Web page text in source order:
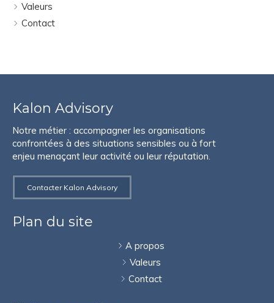
Valeurs
Contact
Kalon Advisory
Notre métier : accompagner les organisations
confrontées à des situations sensibles ou à fort
enjeu menaçant leur activité ou leur réputation.
Contacter Kalon Advisory
Plan du site
A propos
Valeurs
Contact